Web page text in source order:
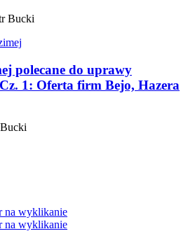
Bucki
polecane do uprawy
1: Oferta firm Bejo, Hazera